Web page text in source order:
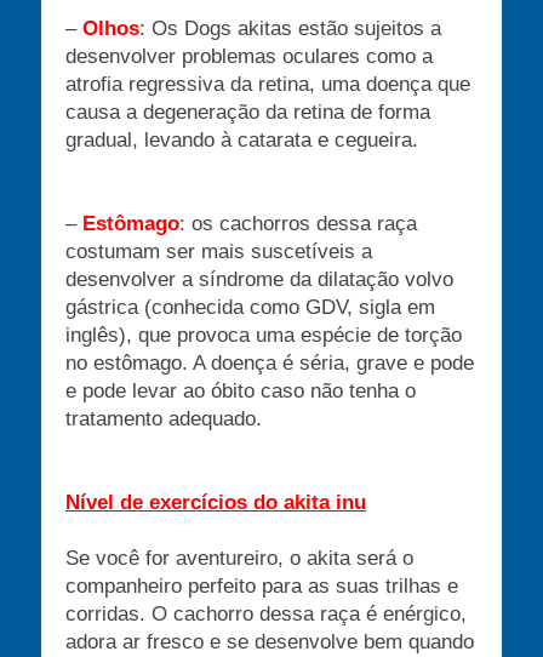
– Olhos: Os Dogs akitas estão sujeitos a
desenvolver problemas oculares como a
atrofia regressiva da retina, uma doença que
causa a degeneração da retina de forma
gradual, levando à catarata e cegueira.
– Estômago: os cachorros dessa raça
costumam ser mais suscetíveis a
desenvolver a síndrome da dilatação volvo
gástrica (conhecida como GDV, sigla em
inglês), que provoca uma espécie de torção
no estômago. A doença é séria, grave e pode
e pode levar ao óbito caso não tenha o
tratamento adequado.
Nível de exercícios do akita inu
Se você for aventureiro, o akita será o
companheiro perfeito para as suas trilhas e
corridas. O cachorro dessa raça é enérgico,
adora ar fresco e se desenvolve bem quando